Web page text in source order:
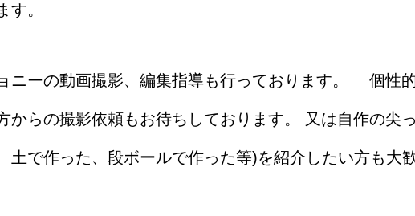
す。
ニーの動画撮影、編集指導も行っております。 個性
からの撮影依頼もお待ちしております。 又は自作の尖
土で作った、段ボールで作った等)を紹介したい方も大